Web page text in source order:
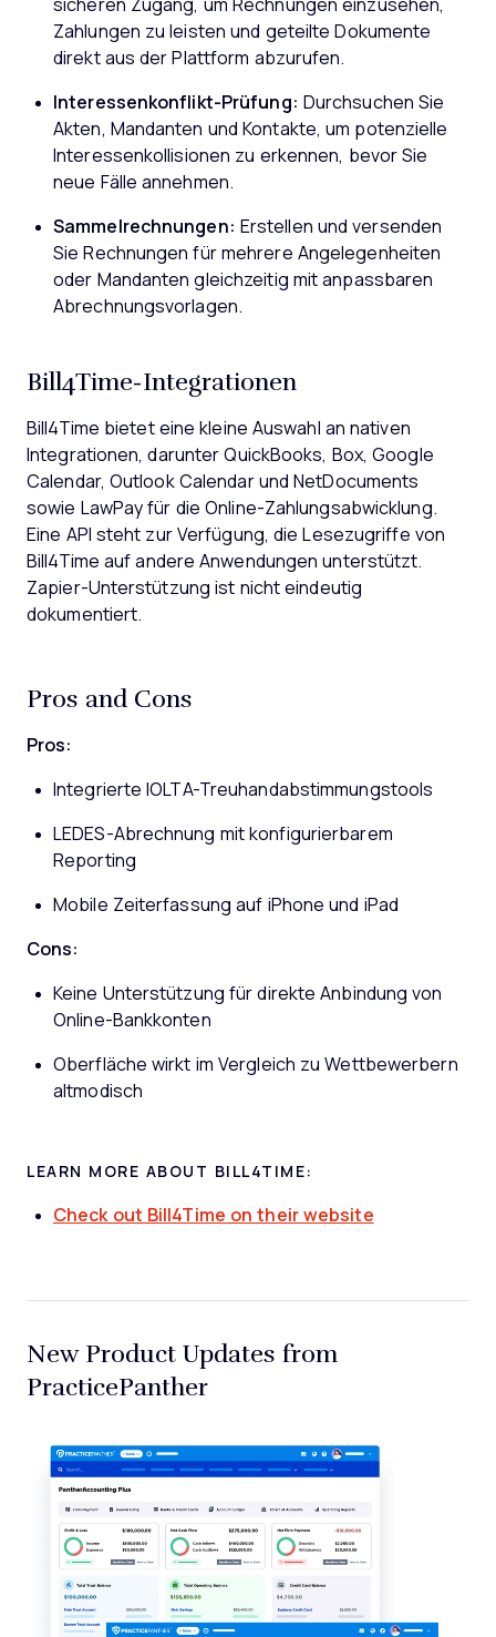
sicheren Zugang, um Rechnungen einzusehen,
Zahlungen zu leisten und geteilte Dokumente
direkt aus der Plattform abzurufen.
Interessenkonflikt-Prüfung: Durchsuchen Sie
Akten, Mandanten und Kontakte, um potenzielle
Interessenkollisionen zu erkennen, bevor Sie
neue Fälle annehmen.
Sammelrechnungen: Erstellen und versenden
Sie Rechnungen für mehrere Angelegenheiten
oder Mandanten gleichzeitig mit anpassbaren
Abrechnungsvorlagen.
Bill4Time-Integrationen
Bill4Time bietet eine kleine Auswahl an nativen
Integrationen, darunter QuickBooks, Box, Google
Calendar, Outlook Calendar und NetDocuments
sowie LawPay für die Online-Zahlungsabwicklung.
Eine API steht zur Verfügung, die Lesezugriffe von
Bill4Time auf andere Anwendungen unterstützt.
Zapier-Unterstützung ist nicht eindeutig
dokumentiert.
Pros and Cons
Pros:
Integrierte IOLTA-Treuhandabstimmungstools
LEDES-Abrechnung mit konfigurierbarem
Reporting
Mobile Zeiterfassung auf iPhone und iPad
Cons:
Keine Unterstützung für direkte Anbindung von
Online-Bankkonten
Oberfläche wirkt im Vergleich zu Wettbewerbern
altmodisch
LEARN MORE ABOUT BILL4TIME:
Check out Bill4Time on their website
New Product Updates from
PracticePanther